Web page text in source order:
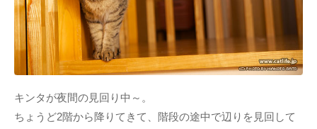
キンタが夜間の見回り中～。
ちょうど2階から降りてきて、階段の途中で辺りを見回して